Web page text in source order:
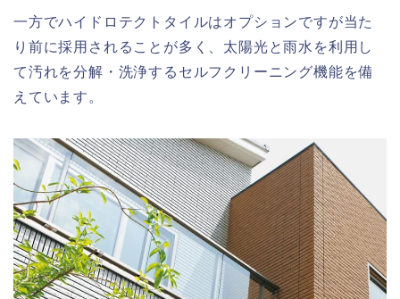
一方でハイドロテクトタイルはオプションですが当た
り前に採用されることが多く、太陽光と雨水を利用し
て汚れを分解・洗浄するセルフクリーニング機能を備
えています。